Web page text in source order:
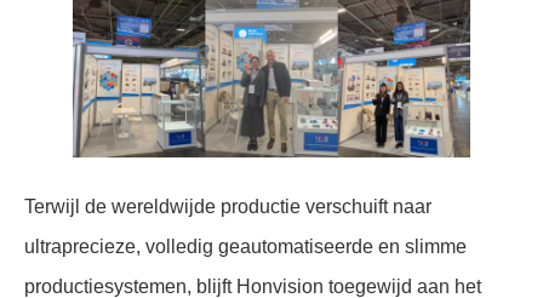
Terwijl de wereldwijde productie verschuift naar
ultraprecieze, volledig geautomatiseerde en slimme
productiesystemen, blijft Honvision toegewijd aan het